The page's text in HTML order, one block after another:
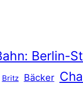
Berlin-
Britz Bäcker